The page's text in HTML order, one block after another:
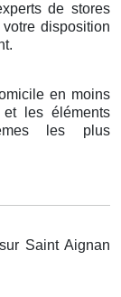
de stores
disposition
en moins
et les éléments
les plus
Saint Aignan